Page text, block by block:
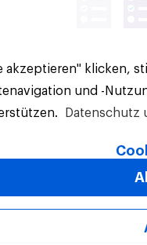
akzeptieren" klicken,
und -
Datenschutz